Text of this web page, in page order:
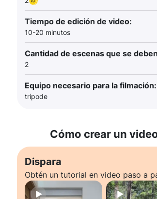
Tiempo de edición de video:
10-20 minutos
Cantidad de escenas que se
2
Equipo necesario para la filmación:
trípode
Cómo crear un
Dispara
Obtén un tutorial en video paso a